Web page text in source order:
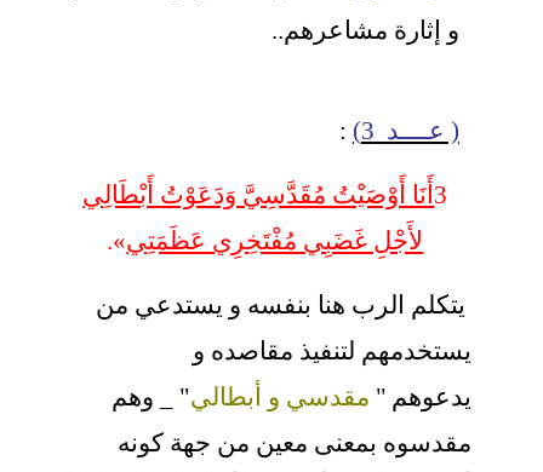
و إثارة مشاعرهم..
( عــــد 3) :
3 أَنَا أَوْصَيْتُ مُقَدَّسِيَّ وَدَعَوْتُ أَبْطَالِي
لأَجْلِ غَضَبِي مُفْتَخِرِي عَظَمَتِي».
يتكلم الرب هنا بنفسه و يستدعي من
يستخدمهم لتنفيذ مقاصده و
يدعوهم " مقدسي و أبطالي" _ وهم
مقدسوه بمعنى معين من جهة كونه